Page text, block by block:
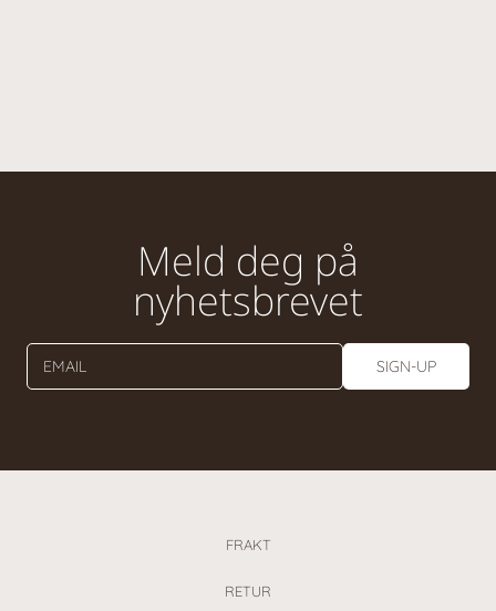
Meld deg på
nyhetsbrevet
EMAIL SIGN-UP
FRAKT
RETUR